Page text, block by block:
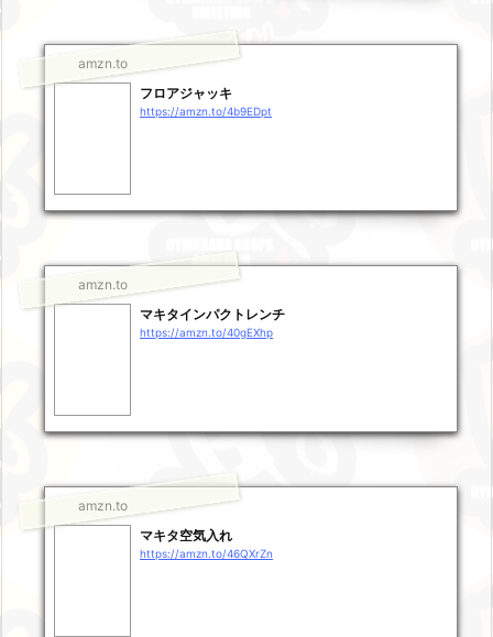
amzn.to
フロアジャッキ
https://amzn.to/4b9EDpt
amzn.to
マキタインパクトレンチ
https://amzn.to/40gEXhp
amzn.to
マキタ空気入れ
https://amzn.to/46QXrZn